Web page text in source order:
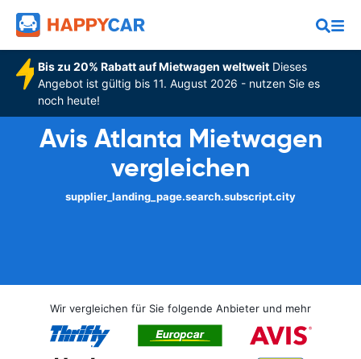
Bis zu 20% Rabatt auf Mietwagen weltweitDieses
Angebot ist gültig bis 11. August 2026 - nutzen Sie es
noch heute!
Avis Atlanta Mietwagen
vergleichen
supplier_landing_page.search.subscript.city
Wir vergleichen für Sie folgende Anbieter und mehr